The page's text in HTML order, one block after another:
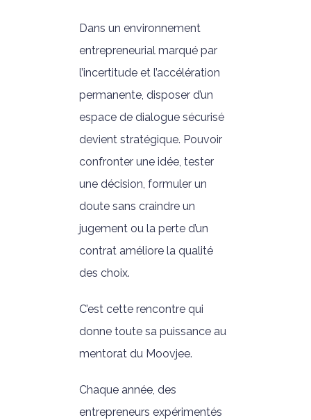
Dans un environnement
entrepreneurial marqué par
l’incertitude et l’accélération
permanente, disposer d’un
espace de dialogue sécurisé
devient stratégique. Pouvoir
confronter une idée, tester
une décision, formuler un
doute sans craindre un
jugement ou la perte d’un
contrat améliore la qualité
des choix.
C’est cette rencontre qui
donne toute sa puissance au
mentorat du Moovjee.
Chaque année, des
entrepreneurs expérimentés